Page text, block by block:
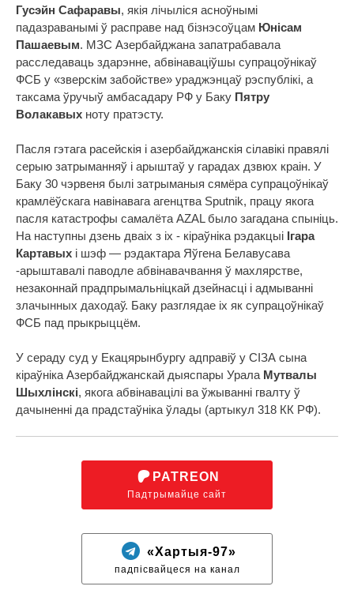
Гусэйн Сафаравы, якія лічыліся асноўнымі
падазраванымі ў расправе над бізнэсоўцам Юнісам
Пашаевым. МЗС Азербайджана запатрабавала
расследаваць здарэнне, абвінаваціўшы супрацоўнікаў
ФСБ у «зверскім забойстве» ураджэнцаў рэспублікі, а
таксама ўручыў амбасадару РФ у Баку Пятру
Волакавых ноту пратэсту.
Пасля гэтага расейскія і азербайджанскія сілавікі правялі
серыю затрыманняў і арыштаў у гарадах дзвюх краін. У
Баку 30 чэрвеня былі затрыманыя сямёра супрацоўнікаў
крамлёўскага навінавага агенцтва Sputnik, працу якога
пасля катастрофы самалёта AZAL было загадана спыніць.
На наступны дзень дваіх з іх - кіраўніка рэдакцыі Ігара
Картавых і шэф — рэдактара Яўгена Белавусава
-арыштавалі паводле абвінавачвання ў махлярстве,
незаконнай прадпрымальніцкай дзейнасці і адмыванні
злачынных даходаў. Баку разглядае іх як супрацоўнікаў
ФСБ пад прыкрыццём.
У сераду суд у Екацярынбургу адправіў у СІЗА сына
кіраўніка Азербайджанскай дыяспары Урала Мутвалы
Шыхлінскі, якога абвінавацілі ва ўжыванні гвалту ў
дачыненні да прадстаўніка ўлады (артыкул 318 КК РФ).
PATREON
Падтрымайце сайт
«Хартыя-97»
падпісвайцеся на канал